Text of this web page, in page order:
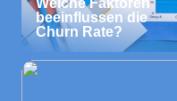
Welche Faktoren
beeinflussen die
Churn Rate?